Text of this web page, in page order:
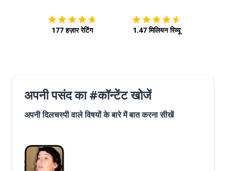
177 हज़ार रेटिंग 1.47 मिलियन रिव्यू
अपनी पसंद का #कॉन्टेंट खोजें
अपनी दिलचस्पी वाले विषयों के बारे में बात करना सीखें